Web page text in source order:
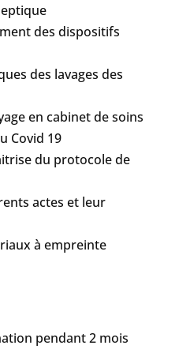
des dispositifs
des lavages des
en cabinet de soins
Covid 19
du protocole de
actes et leur
à empreinte
pendant 2 mois